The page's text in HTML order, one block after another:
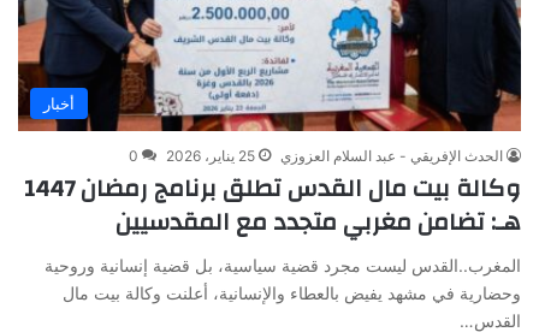
أخبار
الحدث الإفريقي - عبد السلام العزوزي 25 يناير، 2026 0
وكالة بيت مال القدس تطلق برنامج رمضان 1447
هـ: تضامن مغربي متجدد مع المقدسيين
المغرب..القدس ليست مجرد قضية سياسية، بل قضية إنسانية وروحية
وحضارية في مشهد يفيض بالعطاء والإنسانية، أعلنت وكالة بيت مال
القدس…